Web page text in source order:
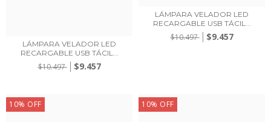
LÁMPARA VELADOR LED
RECARGABLE USB TÁCIL...
$10.497 $9.457
LÁMPARA VELADOR LED
RECARGABLE USB TÁCIL...
$10.497 $9.457
10% OFF 10% OFF